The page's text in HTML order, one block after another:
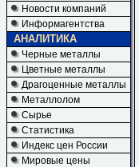
Новости компаний
Информагентства
АНАЛИТИКА
Черные металлы
Цветные металлы
Драгоценные металлы
Металлолом
Сырье
Статистика
Индекс цен России
Мировые цены